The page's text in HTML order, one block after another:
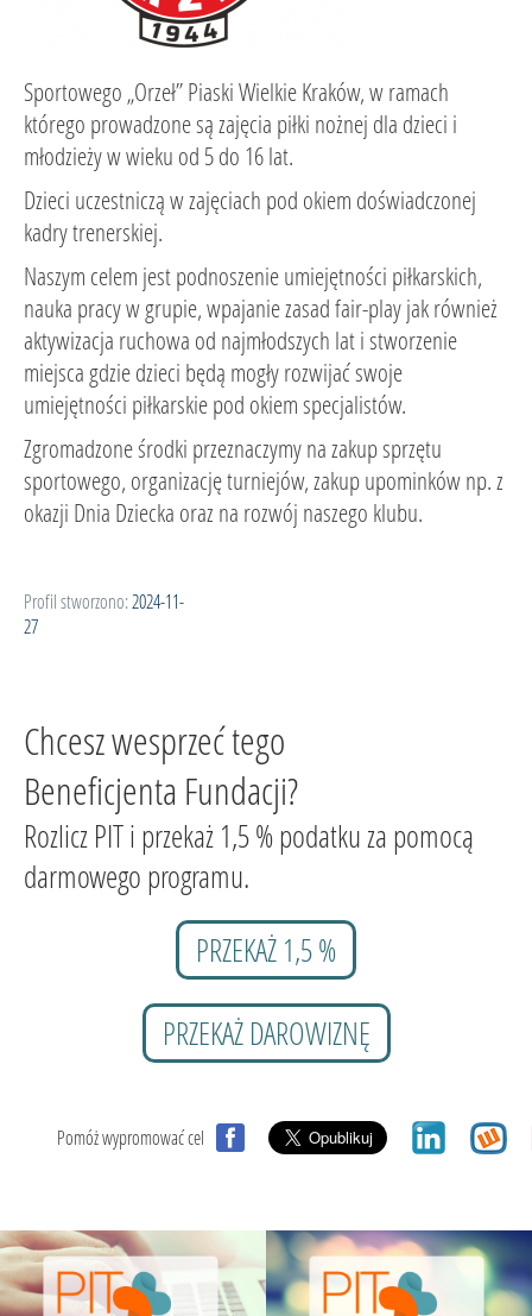
Sportowego „Orzeł” Piaski Wielkie Kraków, w ramach
którego prowadzone są zajęcia piłki nożnej dla dzieci i
młodzieży w wieku od 5 do 16 lat.
Dzieci uczestniczą w zajęciach pod okiem doświadczonej
kadry trenerskiej.
Naszym celem jest podnoszenie umiejętności piłkarskich,
nauka pracy w grupie, wpajanie zasad fair-play jak również
aktywizacja ruchowa od najmłodszych lat i stworzenie
miejsca gdzie dzieci będą mogły rozwijać swoje
umiejętności piłkarskie pod okiem specjalistów.
Zgromadzone środki przeznaczymy na zakup sprzętu
sportowego, organizację turniejów, zakup upominków np. z
okazji Dnia Dziecka oraz na rozwój naszego klubu.
Profil stworzono: 2024-11-
27
Chcesz wesprzeć tego
Beneficjenta Fundacji?
Rozlicz PIT i przekaż 1,5 % podatku za pomocą
darmowego programu.
PRZEKAŻ 1,5 %
PRZEKAŻ DAROWIZNĘ
Pomóż wypromować cel